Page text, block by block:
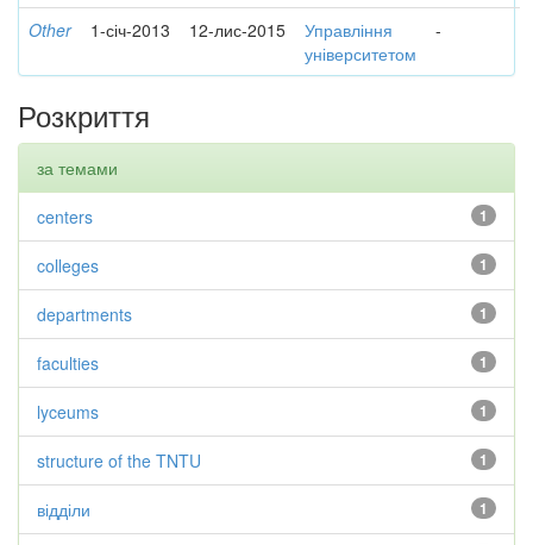
Other 1-січ-2013 12-лис-2015
Управління
університетом
-
Розкриття
за темами
1
centers
1
colleges
1
departments
1
faculties
1
lyceums
1
structure of the TNTU
1
відділи